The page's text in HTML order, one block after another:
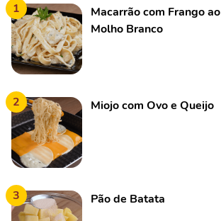
1
Macarrão com Frango ao
Molho Branco
2 Miojo com Ovo e Queijo
3 Pão de Batata